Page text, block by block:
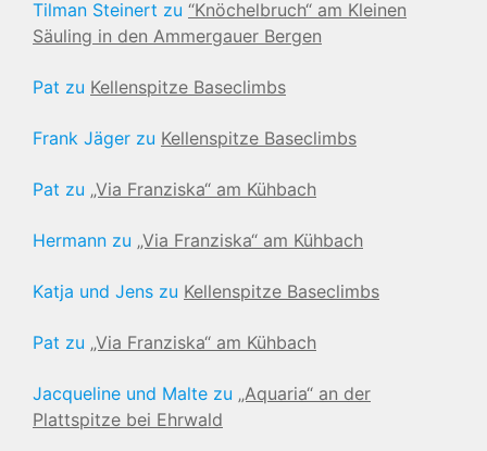
Tilman Steinert zu “Knöchelbruch“ am Kleinen
Säuling in den Ammergauer Bergen
Pat zu Kellenspitze Baseclimbs
Frank Jäger zu Kellenspitze Baseclimbs
Pat zu „Via Franziska“ am Kühbach
Hermann zu „Via Franziska“ am Kühbach
Katja und Jens zu Kellenspitze Baseclimbs
Pat zu „Via Franziska“ am Kühbach
Jacqueline und Malte zu „Aquaria“ an der
Plattspitze bei Ehrwald